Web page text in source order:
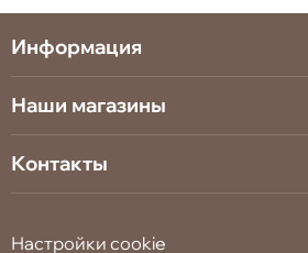
Информация
Наши магазины
Контакты
Настройки cookie